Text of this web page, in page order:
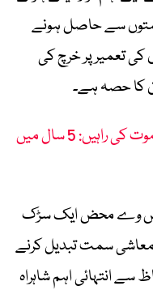
سے حاصل ہونے
کی تعمیر پر خرچ کی
بلوچستان کی شاہراہیں موت کی راہیں: 5 سال میں
وے محض ایک سڑک
سمت تبدیل کرنے
لحاظ سے انتہائی اہم شاہراہ